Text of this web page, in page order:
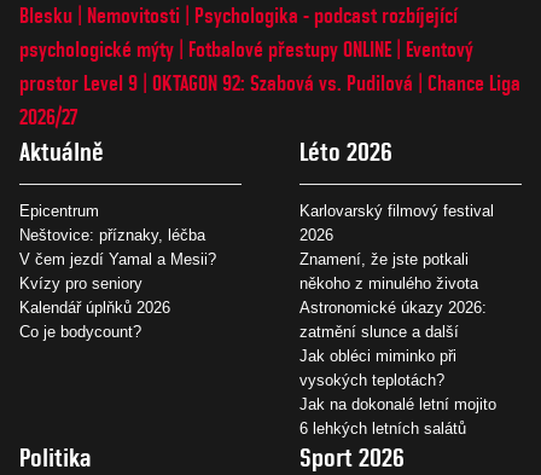
Blesku
Nemovitosti
Psychologika - podcast rozbíjející
psychologické mýty
Fotbalové přestupy ONLINE
Eventový
prostor Level 9 OKTAGON 92: Szabová vs. Pudilová
Chance Liga
2026/27
Aktuálně
Epicentrum
Neštovice: příznaky, léčba
V čem jezdí Yamal a Mesii?
Kvízy pro seniory
Kalendář úplňků 2026
Co je bodycount?
Léto 2026
Karlovarský filmový festival
2026
Znamení, že jste potkali
někoho z minulého života
Astronomické úkazy 2026:
zatmění slunce a další
Jak obléci miminko při
vysokých teplotách?
Jak na dokonalé letní mojito
6 lehkých letních salátů
Politika Sport 2026